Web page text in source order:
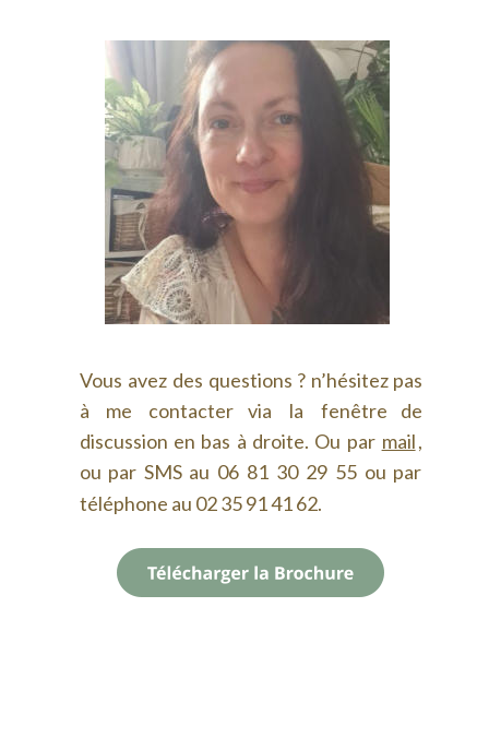
Vous avez des questions ? n’hésitez pas
à
me contacter via la fenêtre
de
discussion en bas à droite. Ou par mail,
ou par SMS au 06 81 30 29 55 ou par
téléphone au 02 35 91 41 62.